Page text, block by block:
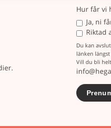
Hur får vi
Ja, ni
Riktad
Du kan
länken
Vill du bli